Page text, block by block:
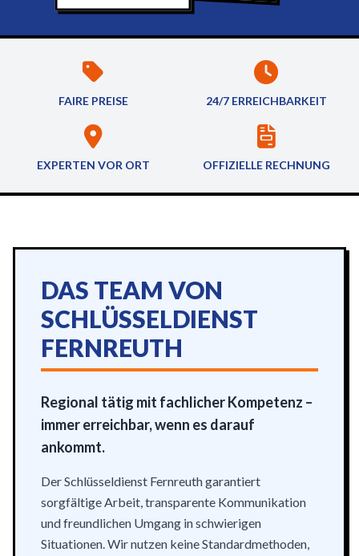
FAIRE PREISE 24/7 ERREICHBARKEIT
EXPERTEN VOR ORT OFFIZIELLE RECHNUNG
DAS TEAM VON
SCHLÜSSELDIENST
FERNREUTH
Regional tätig mit fachlicher Kompetenz –
immer erreichbar, wenn es darauf
ankommt.
Der Schlüsseldienst Fernreuth garantiert
sorgfältige Arbeit, transparente Kommunikation
und freundlichen Umgang in schwierigen
Situationen. Wir nutzen keine Standardmethoden,